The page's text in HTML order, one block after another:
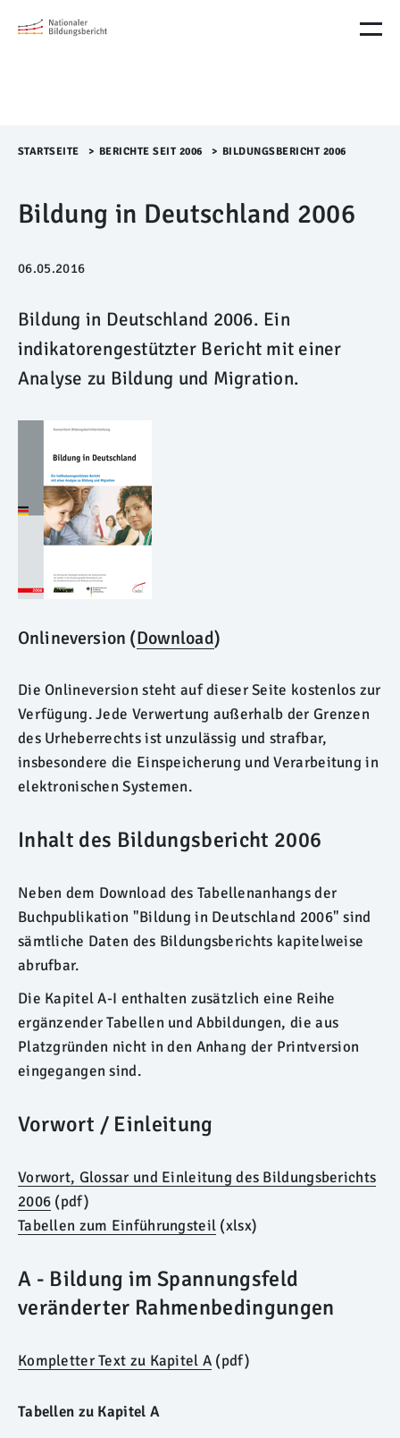
STARTSEITE >​ BERICHTE SEIT 2006 >​ BILDUNGSBERICHT 2006
Bildung in Deutschland 2006
06.05.2016
Bildung in Deutschland 2006. Ein
indikatorengestützter Bericht mit einer
Analyse zu Bildung und Migration.
Onlineversion (Download)
Die Onlineversion steht auf dieser Seite kostenlos zur
Verfügung. Jede Verwertung außerhalb der Grenzen
des Urheberrechts ist unzulässig und strafbar,
insbesondere die Einspeicherung und Verarbeitung in
elektronischen Systemen.
Inhalt des Bildungsbericht 2006
Neben dem Download des Tabellenanhangs der
Buchpublikation "Bildung in Deutschland 2006" sind
sämtliche Daten des Bildungsberichts kapitelweise
abrufbar.
Die Kapitel A-I enthalten zusätzlich eine Reihe
ergänzender Tabellen und Abbildungen, die aus
Platzgründen nicht in den Anhang der Printversion
eingegangen sind.
Vorwort / Einleitung
Vorwort, Glossar und Einleitung des Bildungsberichts
2006 (pdf)
Tabellen zum Einführungsteil (xlsx)
A - Bildung im Spannungsfeld
veränderter Rahmenbedingungen
Kompletter Text zu Kapitel A (pdf)
Tabellen zu Kapitel A